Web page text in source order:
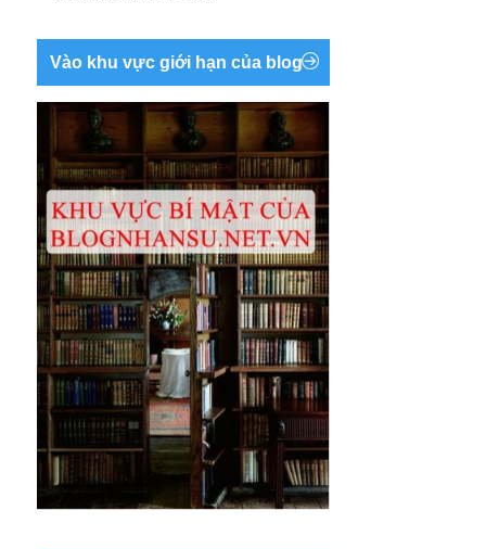
Vào khu vực giới hạn của blog